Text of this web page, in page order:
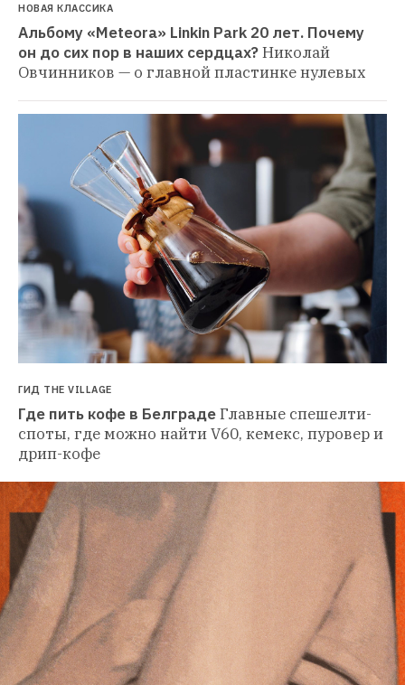
НОВАЯ КЛАССИКА
Альбому «Meteora» Linkin Park 20 лет. Почему
он до сих пор в наших сердцах?Николай
Овчинников — о главной пластинке нулевых
ГИД THE VILLAGE
Где пить кофе в БелградеГлавные спешелти-
споты, где можно найти V60, кемекс, пуровер и
дрип-кофе